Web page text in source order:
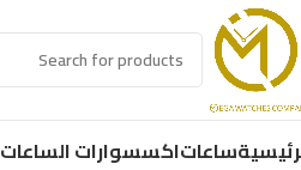
ساعاتاكسسوارات الساعات